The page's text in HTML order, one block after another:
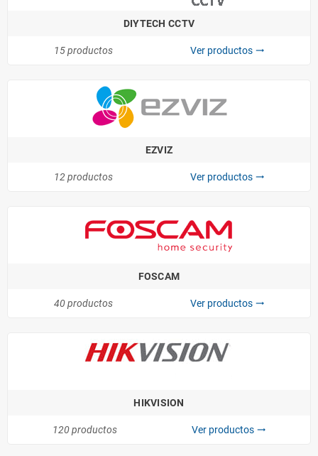
DIYTECH CCTV
15 productos Ver productos trending_flat
EZVIZ
12 productos Ver productos trending_flat
FOSCAM
40 productos Ver productos trending_flat
HIKVISION
120 productos Ver productos trending_flat